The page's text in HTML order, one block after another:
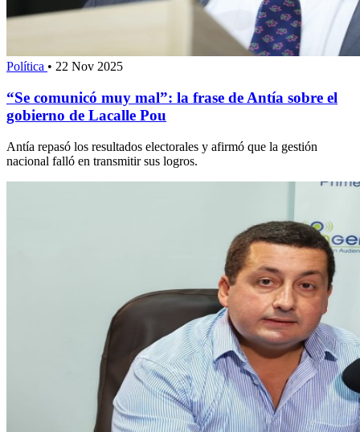
Política • 22 Nov 2025
“Se comunicó muy mal”: la frase de Antía sobre el
gobierno de Lacalle Pou
Antía repasó los resultados electorales y afirmó que la gestión
nacional falló en transmitir sus logros.